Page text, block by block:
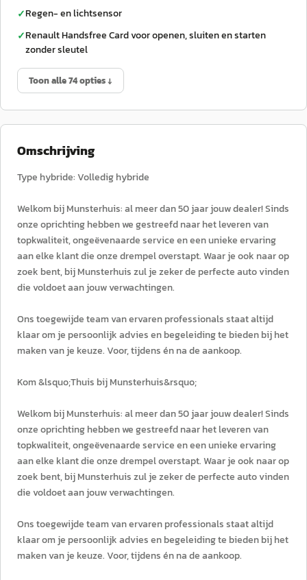
✓Regen- en lichtsensor
✓Renault Handsfree Card voor openen, sluiten en starten
zonder sleutel
Toon alle 74 opties ↓
Omschrijving
Type hybride: Volledig hybride
Welkom bij Munsterhuis: al meer dan 50 jaar jouw dealer! Sinds
onze oprichting hebben we gestreefd naar het leveren van
topkwaliteit, ongeëvenaarde service en een unieke ervaring
aan elke klant die onze drempel overstapt. Waar je ook naar op
zoek bent, bij Munsterhuis zul je zeker de perfecte auto vinden
die voldoet aan jouw verwachtingen.
Ons toegewijde team van ervaren professionals staat altijd
klaar om je persoonlijk advies en begeleiding te bieden bij het
maken van je keuze. Voor, tijdens én na de aankoop.
Kom &lsquo;Thuis bij Munsterhuis&rsquo;
Welkom bij Munsterhuis: al meer dan 50 jaar jouw dealer! Sinds
onze oprichting hebben we gestreefd naar het leveren van
topkwaliteit, ongeëvenaarde service en een unieke ervaring
aan elke klant die onze drempel overstapt. Waar je ook naar op
zoek bent, bij Munsterhuis zul je zeker de perfecte auto vinden
die voldoet aan jouw verwachtingen.
Ons toegewijde team van ervaren professionals staat altijd
klaar om je persoonlijk advies en begeleiding te bieden bij het
maken van je keuze. Voor, tijdens én na de aankoop.